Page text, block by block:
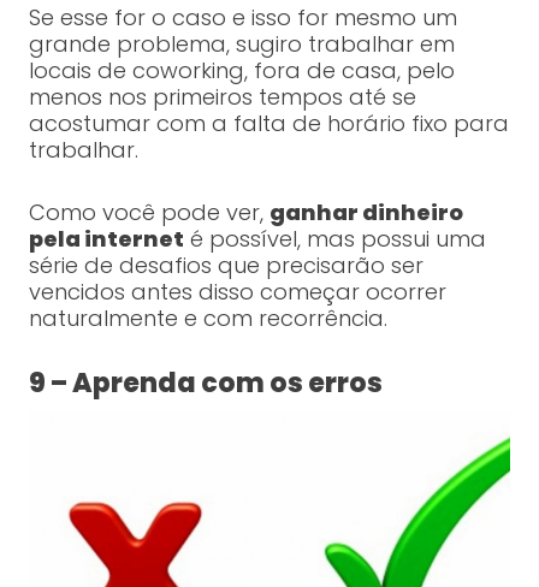
Se esse for o caso e isso for mesmo um
grande problema, sugiro trabalhar em
locais de coworking, fora de casa, pelo
menos nos primeiros tempos até se
acostumar com a falta de horário fixo para
trabalhar.
Como você pode ver, ganhar dinheiro
pela internet é possível, mas possui uma
série de desafios que precisarão ser
vencidos antes disso começar ocorrer
naturalmente e com recorrência.
9 – Aprenda com os erros